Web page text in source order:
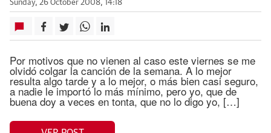
Sunday, 26 October 2008, 14:18
Por motivos que no vienen al caso este viernes se me
olvidó colgar la canción de la semana. A lo mejor
resulta algo tarde y a lo mejor, o más bien casi seguro,
a nadie le importó lo más mínimo, pero yo, que de
buena doy a veces en tonta, que no lo digo yo, […]